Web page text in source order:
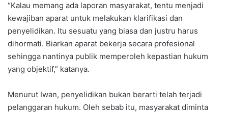
“Kalau memang ada laporan masyarakat, tentu menjadi
kewajiban aparat untuk melakukan klarifikasi dan
penyelidikan. Itu sesuatu yang biasa dan justru harus
dihormati. Biarkan aparat bekerja secara profesional
sehingga nantinya publik memperoleh kepastian hukum
yang objektif,” katanya.
Menurut Iwan, penyelidikan bukan berarti telah terjadi
pelanggaran hukum. Oleh sebab itu, masyarakat diminta